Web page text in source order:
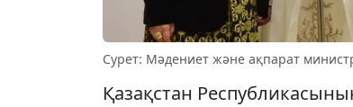
Сурет: Мәдениет және ақпарат
Қазақстан